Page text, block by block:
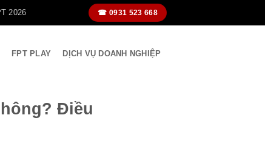
2026 ☎ 0931 523 668
FPT PLAY DỊCH VỤ DOANH NGHIỆP
Điều